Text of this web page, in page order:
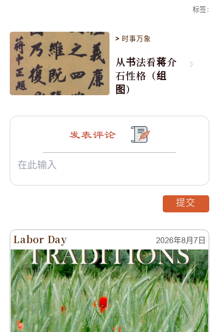
标签:
> 时事万象
从书法看蒋介
石性格（组
图）
Labor Day 2026年8月7日
发表评论
提交